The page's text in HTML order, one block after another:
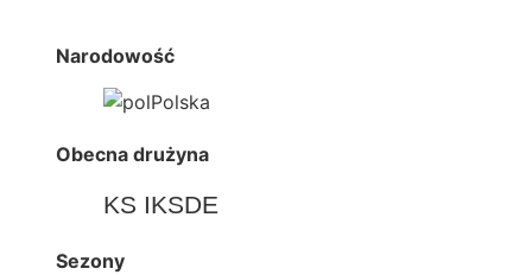
Narodowość
Polska
Obecna drużyna
KS IKSDE
Sezony